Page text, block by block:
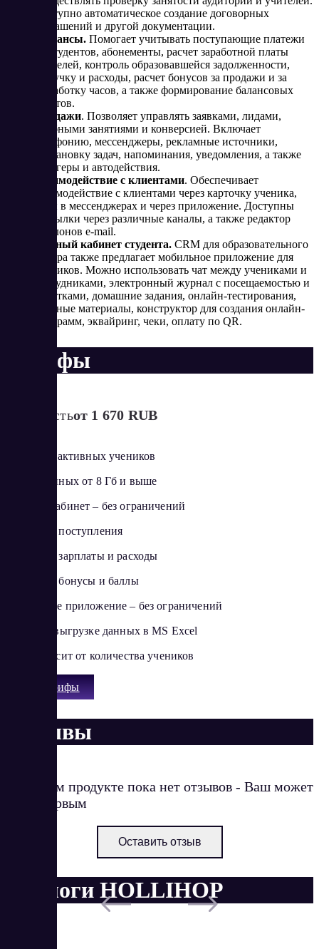
Доступно автоматическое создание договорных
соглашений и другой документации.
Финансы. Помогает учитывать поступающие платежи
от студентов, абонементы, расчет заработной платы
учителей, контроль образовавшейся задолженности,
выручку и расходы, расчет бонусов за продажи и за
выработку часов, а также формирование балансовых
отчетов​.
Продажи. Позволяет управлять заявками, лидами,
пробными занятиями и конверсией. Включает
телефонию, мессенджеры, рекламные источники,
постановку задач, напоминания, уведомления, а также
триггеры и автодействия​.
Взаимодействие с клиентами. Обеспечивает
взаимодействие с клиентами через карточку ученика,
чаты в мессенджерах и через приложение. Доступны
рассылки через различные каналы, а также редактор
шаблонов e-mail​.
Личный кабинет студента. CRM для образовательного
центра также предлагает мобильное приложение для
учеников. Можно использовать чат между учениками и
сотрудниками, электронный журнал с посещаемостью и
отметками, домашние задания, онлайн-тестирования,
учебные материалы, конструктор для создания онлайн-
программ, эквайринг, чеки, оплату по QR​.
Тарифы
Стоимостьот 1 670 RUB
Более 400 активных учеников
Объем данных от 8 Гб и выше
Личный кабинет – без ограничений
Финансы: поступления
Финансы: зарплаты и расходы
Финансы: бонусы и баллы
Мобильное приложение – без ограничений
Доступ к выгрузке данных в MS Excel
Цена зависит от количества учеников
Все тарифы
Отзывы
О данном продукте пока нет отзывов - Ваш может
стать первым
Оставить отзыв
Аналоги HOLLIHOP